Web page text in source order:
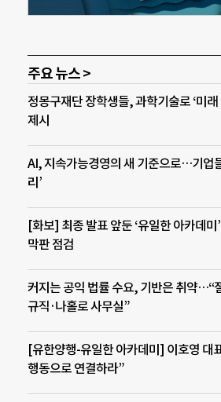
주요 뉴스 >
정몽구재단 장학생들, 과학기술로 ‘미래
제시
AI, 지속가능경영의 새 기준으로…기업
리’
[화보] 최종 발표 앞둔 ‘유일한 아카데
막판 점검
커지는 공익 법률 수요, 기반은 취약…“
규직·나홀로 사무실”
[유한양행-유일한 아카데미] 이호영 대
행동으로 연결하라”